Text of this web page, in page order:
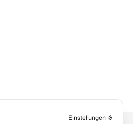
Einstellungen ⚙️